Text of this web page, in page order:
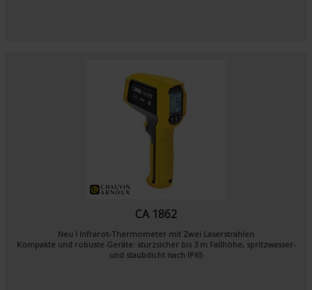
CA 1862
Neu ! Infrarot-Thermometer mit Zwei Laserstrahlen
Kompakte und robuste Geräte: sturzsicher bis 3 m Fallhöhe, spritzwasser-
und staubdicht nach IP65